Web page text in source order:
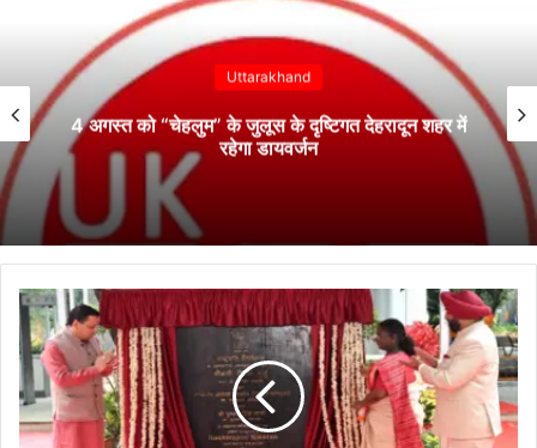
Dehradun
SIR : सहसपुर, डोईवाला, विकासनगर और मसूरी विधानसभा
पर विशेष फोकस के निर्देश